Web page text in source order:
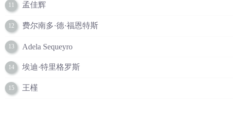
11 孟佳辉
12 费尔南多·德·福恩特斯
13 Adela Sequeyro
14 埃迪·特里格罗斯
15 王槿